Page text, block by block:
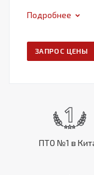
Подробнее
ЗАПРОС ЦЕНЫ
ПТО №1 в